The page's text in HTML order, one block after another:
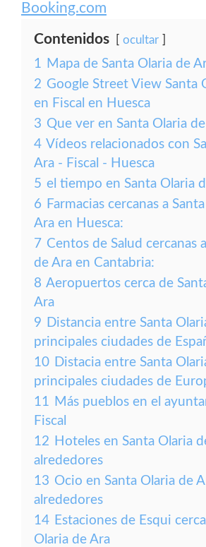
Booking.com
Contenidos ocultar
1 Mapa de Santa Olaria de
2 Google Street View Santa
en Fiscal en Huesca
3 Que ver en Santa Olaria
4 Vídeos relacionados con
Ara - Fiscal - Huesca
5 el tiempo en Santa Olaria
6 Farmacias cercanas a
Ara en Huesca:
7 Centos de Salud cercanas
de Ara en Cantabria:
8 Aeropuertos cerca de
Ara
9 Distancia entre Santa
principales ciudades de
10 Distacia entre Santa
principales ciudades de
11 Más pueblos en el
Fiscal
12 Hoteles en Santa Olaria
alrededores
13 Ocio en Santa Olaria de
alrededores
14 Estaciones de Esqui
Olaria de Ara